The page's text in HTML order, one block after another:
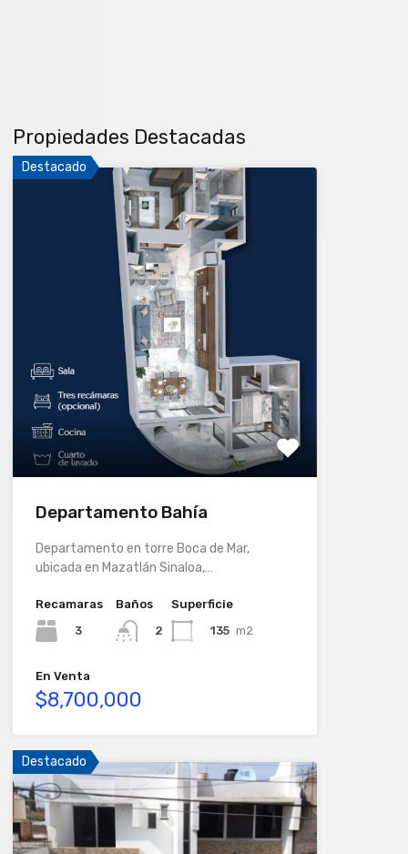
Propiedades Destacadas
Destacado
Departamento Bahía
Departamento en torre Boca de Mar,
ubicada en Mazatlán Sinaloa,…
Recamaras
3
Baños
2
Superficie
135 m2
En Venta
$8,700,000
Destacado